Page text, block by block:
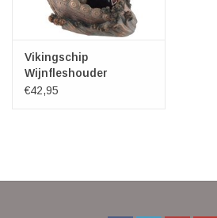
Vikingschip
Wijnfleshouder
€42,95